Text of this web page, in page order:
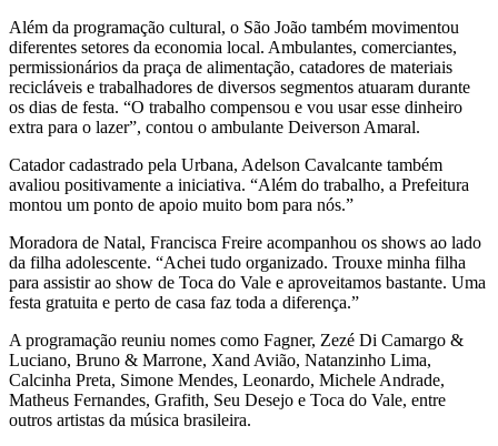
Além da programação cultural, o São João também movimentou
diferentes setores da economia local. Ambulantes, comerciantes,
permissionários da praça de alimentação, catadores de materiais
recicláveis e trabalhadores de diversos segmentos atuaram durante
os dias de festa. “O trabalho compensou e vou usar esse dinheiro
extra para o lazer”, contou o ambulante Deiverson Amaral.
Catador cadastrado pela Urbana, Adelson Cavalcante também
avaliou positivamente a iniciativa. “Além do trabalho, a Prefeitura
montou um ponto de apoio muito bom para nós.”
Moradora de Natal, Francisca Freire acompanhou os shows ao lado
da filha adolescente. “Achei tudo organizado. Trouxe minha filha
para assistir ao show de Toca do Vale e aproveitamos bastante. Uma
festa gratuita e perto de casa faz toda a diferença.”
A programação reuniu nomes como Fagner, Zezé Di Camargo &
Luciano, Bruno & Marrone, Xand Avião, Natanzinho Lima,
Calcinha Preta, Simone Mendes, Leonardo, Michele Andrade,
Matheus Fernandes, Grafith, Seu Desejo e Toca do Vale, entre
outros artistas da música brasileira.